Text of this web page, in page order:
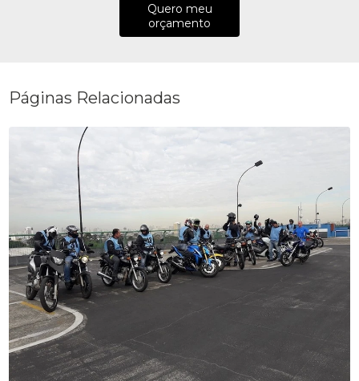
Quero meu
orçamento
Páginas Relacionadas